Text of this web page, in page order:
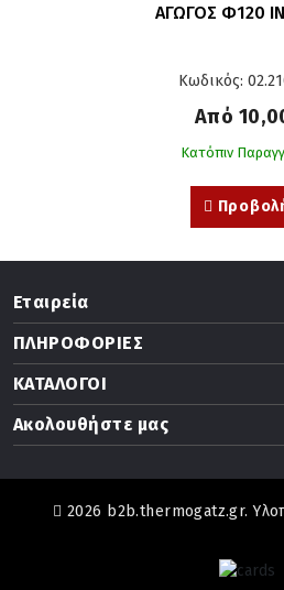
ΑΓΩΓΟΣ Φ120
Κωδικός:
Από
Κατόπιν
Εταιρεία
ΠΛΗΡΟΦΟΡΙΕΣ
ΚΑΤΑΛΟΓΟΙ
Ακολουθήστε μας
2026 b2b.thermogatz.gr.